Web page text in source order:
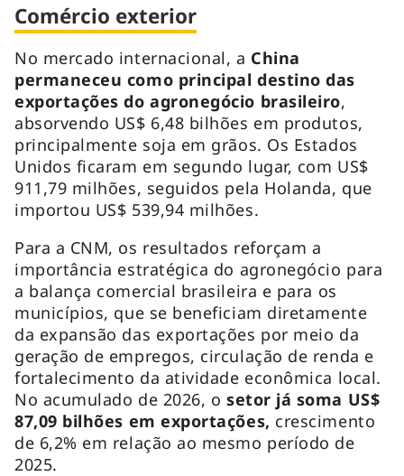
Comércio exterior
No mercado internacional, a China
permaneceu como principal destino das
exportações do agronegócio brasileiro,
absorvendo US$ 6,48 bilhões em produtos,
principalmente soja em grãos. Os Estados
Unidos ficaram em segundo lugar, com US$
911,79 milhões, seguidos pela Holanda, que
importou US$ 539,94 milhões.
Para a CNM, os resultados reforçam a
importância estratégica do agronegócio para
a balança comercial brasileira e para os
municípios, que se beneficiam diretamente
da expansão das exportações por meio da
geração de empregos, circulação de renda e
fortalecimento da atividade econômica local.
No acumulado de 2026, o setor já soma US$
87,09 bilhões em exportações, crescimento
de 6,2% em relação ao mesmo período de
2025.